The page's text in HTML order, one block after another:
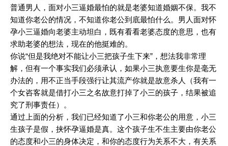
普通男人，面对小三逼婚最怕的就是老婆知道婚姻不保。我不
知道你老公的情况，不知道你老公到底最怕什么。男人面对怀
孕小三逼婚向老婆主动坦白，既有看看老婆态度的意思，也有
求助老婆的想法，现在的他挺难的。
你说“但是我绝对不能让小三把孩子生下来”，想法我非常理
解，但有一个事实我们必须承认，如果小三执意要生你是毫无
办法的，用不正当手段强行让其流产你就是故意杀人（我有一
个女咨客就是借打小三之名故意打掉了小三的孩子，结果被追
究了刑事责任）。
通过上面的分析，我们已经知道了小三和你老公的用意，小三
生孩子是假，挟怀孕逼婚是真。这个孩子生不生主要由你老公
的态度和小三的身体决定，和你的态度行为关系不大，有关系